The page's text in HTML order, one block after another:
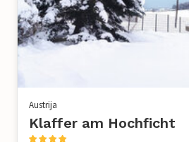
Austrija
Klaffer am Hochficht